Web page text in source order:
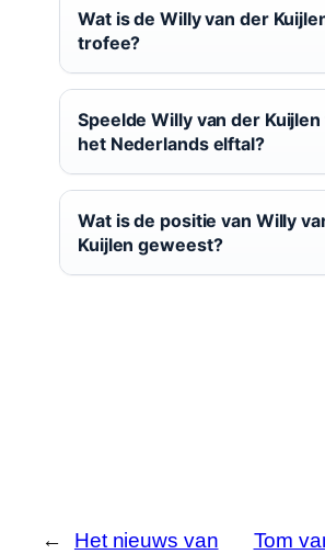
Wat is de Willy van der
trofee?
Speelde Willy van der
het Nederlands elftal?
Wat is de positie van Willy
Kuijlen geweest?
←
Het nieuws van
Tom